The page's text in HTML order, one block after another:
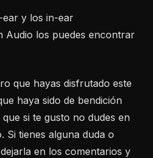
ear y los in-ear
Audio los puedes encontrar
que hayas disfrutado este
haya sido de bendición
si te gusto no dudes en
Si tienes alguna duda o
en los comentarios y